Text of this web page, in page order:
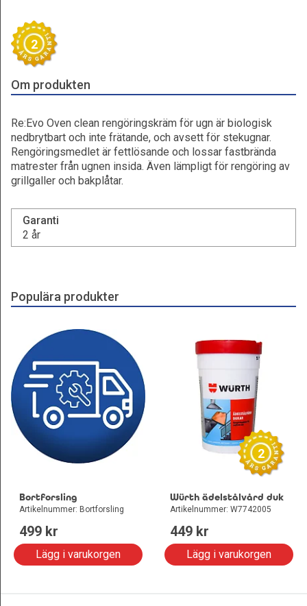
2
Om produkten
Re:Evo Oven clean rengöringskräm för ugn är biologisk
nedbrytbart och inte frätande, och avsett för stekugnar.
Rengöringsmedlet är fettlösande och lossar fastbrända
matrester från ugnen insida. Även lämpligt för rengöring av
grillgaller och bakplåtar.
Garanti
2 år
Populära produkter
Bortforsling
Artikelnummer: Bortforsling
499 kr
Lägg i varukorgen
2
Würth ädelstålvård duk
Artikelnummer: W7742005
449 kr
Lägg i varukorgen